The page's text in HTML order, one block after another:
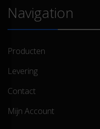
Navigation
Producten
Levering
Contact
Mijn Account